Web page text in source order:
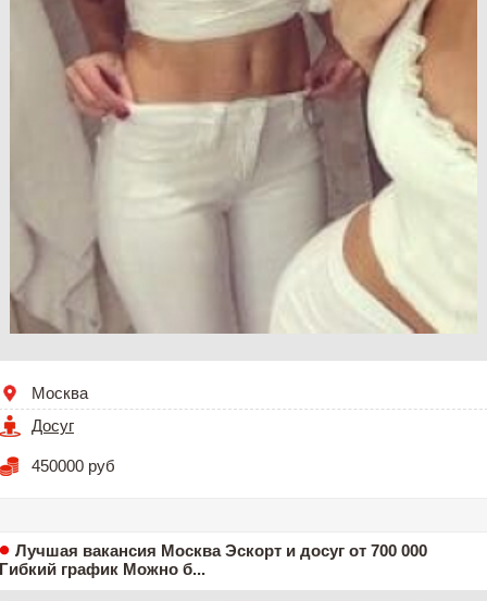
Москва
Досуг
450000 руб
Лучшая вакансия Москва Эскорт и досуг от 700 000
Гибкий график Можно б...